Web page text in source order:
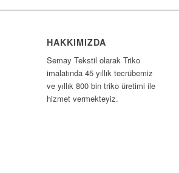
HAKKIMIZDA
Semay Tekstil olarak Triko
imalatında 45 yıllık tecrübemiz
ve yıllık 800 bin triko üretimi ile
hizmet vermekteyiz.